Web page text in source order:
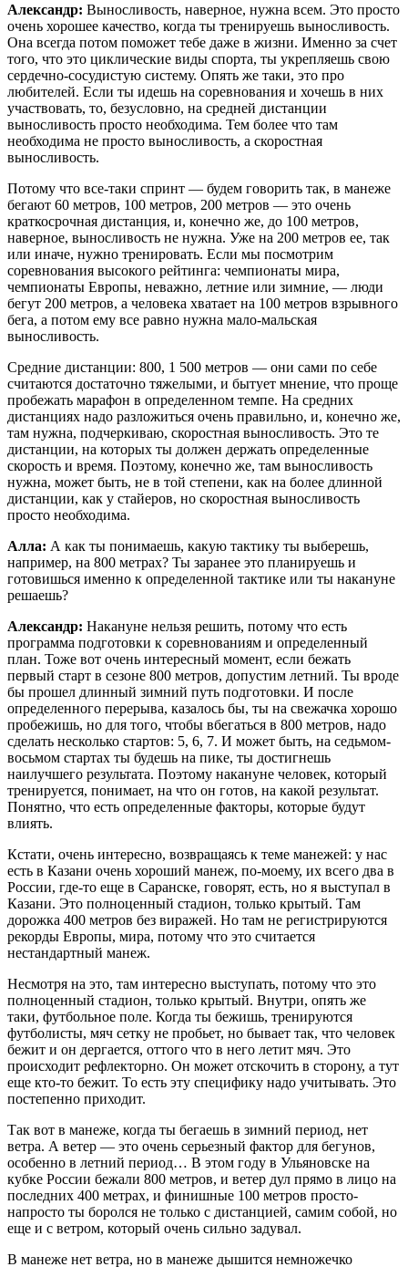
Александр: Выносливость, наверное, нужна всем. Это просто
очень хорошее качество, когда ты тренируешь выносливость.
Она всегда потом поможет тебе даже в жизни. Именно за счет
того, что это циклические виды спорта, ты укрепляешь свою
сердечно-сосудистую систему. Опять же таки, это про
любителей. Если ты идешь на соревнования и хочешь в них
участвовать, то, безусловно, на средней дистанции
выносливость просто необходима. Тем более что там
необходима не просто выносливость, а скоростная
выносливость.
Потому что все-таки спринт — будем говорить так, в манеже
бегают 60 метров, 100 метров, 200 метров — это очень
краткосрочная дистанция, и, конечно же, до 100 метров,
наверное, выносливость не нужна. Уже на 200 метров ее, так
или иначе, нужно тренировать. Если мы посмотрим
соревнования высокого рейтинга: чемпионаты мира,
чемпионаты Европы, неважно, летние или зимние, — люди
бегут 200 метров, а человека хватает на 100 метров взрывного
бега, а потом ему все равно нужна мало-мальская
выносливость.
Средние дистанции: 800, 1 500 метров — они сами по себе
считаются достаточно тяжелыми, и бытует мнение, что проще
пробежать марафон в определенном темпе. На средних
дистанциях надо разложиться очень правильно, и, конечно же,
там нужна, подчеркиваю, скоростная выносливость. Это те
дистанции, на которых ты должен держать определенные
скорость и время. Поэтому, конечно же, там выносливость
нужна, может быть, не в той степени, как на более длинной
дистанции, как у стайеров, но скоростная выносливость
просто необходима.
Алла: А как ты понимаешь, какую тактику ты выберешь,
например, на 800 метрах? Ты заранее это планируешь и
готовишься именно к определенной тактике или ты накануне
решаешь?
Александр: Накануне нельзя решить, потому что есть
программа подготовки к соревнованиям и определенный
план. Тоже вот очень интересный момент, если бежать
первый старт в сезоне 800 метров, допустим летний. Ты вроде
бы прошел длинный зимний путь подготовки. И после
определенного перерыва, казалось бы, ты на свежачка хорошо
пробежишь, но для того, чтобы вбегаться в 800 метров, надо
сделать несколько стартов: 5, 6, 7. И может быть, на седьмом-
восьмом стартах ты будешь на пике, ты достигнешь
наилучшего результата. Поэтому накануне человек, который
тренируется, понимает, на что он готов, на какой результат.
Понятно, что есть определенные факторы, которые будут
влиять.
Кстати, очень интересно, возвращаясь к теме манежей: у нас
есть в Казани очень хороший манеж, по-моему, их всего два в
России, где-то еще в Саранске, говорят, есть, но я выступал в
Казани. Это полноценный стадион, только крытый. Там
дорожка 400 метров без виражей. Но там не регистрируются
рекорды Европы, мира, потому что это считается
нестандартный манеж.
Несмотря на это, там интересно выступать, потому что это
полноценный стадион, только крытый. Внутри, опять же
таки, футбольное поле. Когда ты бежишь, тренируются
футболисты, мяч сетку не пробьет, но бывает так, что человек
бежит и он дергается, оттого что в него летит мяч. Это
происходит рефлекторно. Он может отскочить в сторону, а тут
еще кто-то бежит. То есть эту специфику надо учитывать. Это
постепенно приходит.
Так вот в манеже, когда ты бегаешь в зимний период, нет
ветра. А ветер — это очень серьезный фактор для бегунов,
особенно в летний период… В этом году в Ульяновске на
кубке России бежали 800 метров, и ветер дул прямо в лицо на
последних 400 метрах, и финишные 100 метров просто-
напросто ты боролся не только с дистанцией, самим собой, но
еще и с ветром, который очень сильно задувал.
В манеже нет ветра, но в манеже дышится немножечко